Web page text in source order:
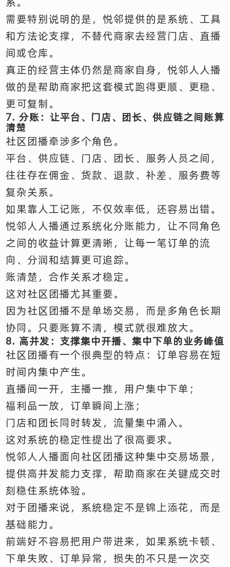
需要特别说明的是，悦邻提供的是系统、工具
和方法论支撑，不替代商家去经营门店、直播
间或仓库。
真正的经营主体仍然是商家自身，悦邻人人播
做的是帮助商家把这套模式跑得更顺、更稳、
更可复制。
7. 分账：让平台、门店、团长、供应链之间账算
清楚
社区团播牵涉多个角色。
平台、供应链、门店、团长、服务人员之间，
往往存在佣金、货款、退款、补差、服务费等
复杂关系。
如果靠人工记账，不仅效率低，还容易出错。
悦邻人人播通过系统化分账能力，让不同角色
之间的收益计算更清晰，让每一笔订单的流
向、分润和结算更可追踪。
账清楚，合作关系才稳定。
这对社区团播尤其重要。
因为社区团播不是单场交易，而是多角色长期
协同。只要账算不清，模式就很难放大。
8. 高并发：支撑集中开播、集中下单的业务峰值
社区团播有一个很典型的特点：订单容易在短
时间内集中产生。
直播间一开，主播一推，用户集中下单；
福利品一放，订单瞬间上涨；
门店和团长同时转发，流量集中涌入。
这对系统的稳定性提出了很高要求。
悦邻人人播面向社区团播这种集中交易场景，
提供高并发能力支撑，帮助商家在关键成交时
刻稳住系统体验。
对于团播来说，系统稳定不是锦上添花，而是
基础能力。
前端好不容易把用户带进来，如果系统卡顿、
下单失败、订单异常，损失的不只是一次交